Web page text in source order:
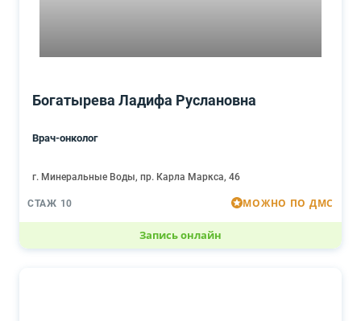
Богатырева Ладифа Руслановна
Врач-онколог
г. Минеральные Воды, пр. Карла Маркса, 46
СТАЖ 10 МОЖНО ПО ДМС
Запись онлайн